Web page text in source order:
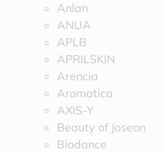
Anlan
ANUA
APLB
APRILSKIN
Arencia
Aromatica
AXIS-Y
Beauty of Joseon
Biodance